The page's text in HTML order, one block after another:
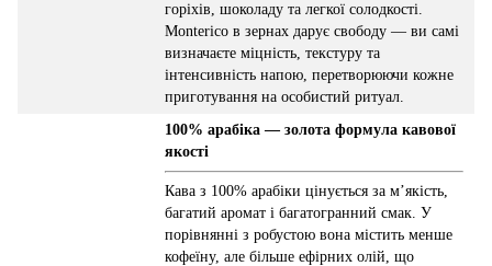
горіхів, шоколаду та легкої солодкості.
Monterico в зернах дарує свободу — ви самі
визначаєте міцність, текстуру та
інтенсивність напою, перетворюючи кожне
приготування на особистий ритуал.
100% арабіка — золота формула кавової
якості
Кава з 100% арабіки цінується за м’якість,
багатий аромат і багатогранний смак. У
порівнянні з робустою вона містить менше
кофеїну, але більше ефірних олій, що